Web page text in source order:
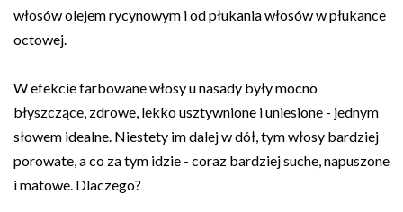
włosów olejem rycynowym i od płukania włosów w płukance
octowej.
W efekcie farbowane włosy u nasady były mocno
błyszczące, zdrowe, lekko usztywnione i uniesione - jednym
słowem idealne. Niestety im dalej w dół, tym włosy bardziej
porowate, a co za tym idzie - coraz bardziej suche, napuszone
i matowe. Dlaczego?